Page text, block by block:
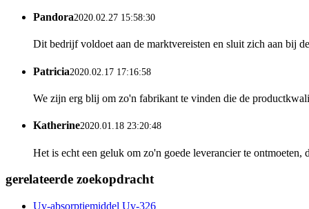
Pandora2020.02.27 15:58:30
Dit bedrijf voldoet aan de marktvereisten en sluit zich aan bij
Patricia2020.02.17 17:16:58
We zijn erg blij om zo'n fabrikant te vinden die de
Katherine2020.01.18 23:20:48
Het is echt een geluk om zo'n goede leverancier te
gerelateerde zoekopdracht
Uv-absorptiemiddel Uv-326